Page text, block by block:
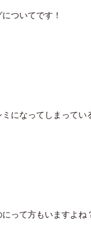
ついてです！
になってしまってい
って方もいますよね